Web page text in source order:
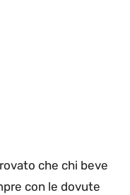
che chi beve
con le dovute